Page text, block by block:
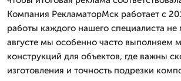
Компания РекламаторМск работает с
работы каждого нашего специалиста не
августе мы особенно часто выполняем
конструкций для объектов, где важны
изготовления и точность подрезки